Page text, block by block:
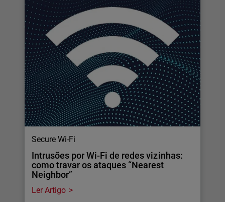
Secure Wi-Fi
Intrusões por Wi-Fi de redes vizinhas:
como travar os ataques “Nearest
Neighbor”
Ler Artigo